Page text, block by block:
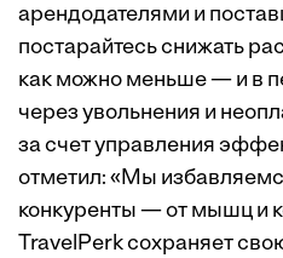
арендодателями и
постарайтесь снижать
как можно меньше — и в
через увольнения и
за счет управления
отметил: «Мы
конкуренты — от мышц и
TravelPerk сохраняет